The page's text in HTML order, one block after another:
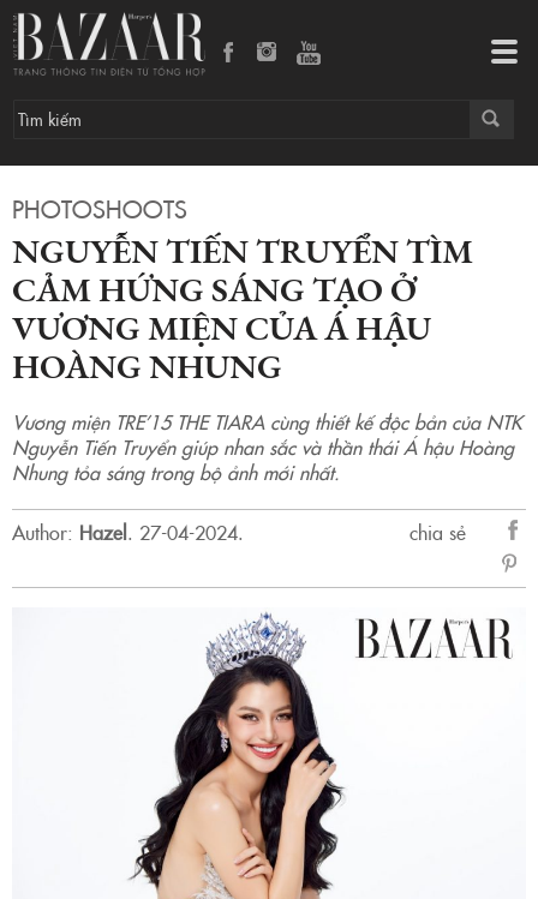
PHOTOSHOOTS
NGUYỄN TIẾN TRUYỂN TÌM
CẢM HỨNG SÁNG TẠO Ở
VƯƠNG MIỆN CỦA Á HẬU
HOÀNG NHUNG
Vương miện TRE’15 THE TIARA cùng thiết kế độc bản của NTK
Nguyễn Tiến Truyển giúp nhan sắc và thần thái Á hậu Hoàng
Nhung tỏa sáng trong bộ ảnh mới nhất.
Author: Hazel. 27-04-2024.
chia sẻ
sẻ